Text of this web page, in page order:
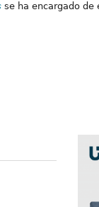
se ha encargado de